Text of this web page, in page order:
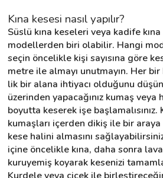
Kına kesesi nasıl yapılır?
Süslü kına keseleri veya kadife
modellerden biri olabilir. Hangi
seçin öncelikle kişi sayısına göre
metre ile almayı unutmayın. Her
lik bir alana ihtiyacı olduğunu
üzerinden yapacağınız kumaş veya
boyutta keserek işe başlamalısınız.
kumaşları içerden dikiş ile bir
kese halini almasını
içine öncelikle kına, daha sonra
kuruyemiş koyarak kesenizi
Kurdele veya çiçek ile